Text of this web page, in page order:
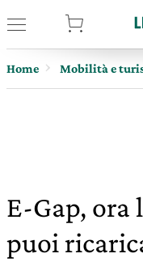
Home Mobilità e
E-Gap, ora
puoi